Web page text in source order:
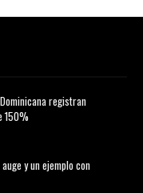
registran
150%
y un ejemplo con